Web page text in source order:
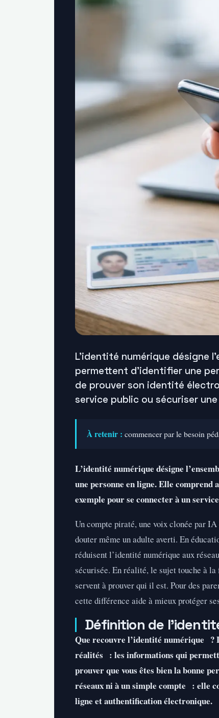
L’identité numérique désigne
permettent d’identifier une
de prouver son identité
service public ou sécuriser
À retenir : commencer par le besoin
L’identité numérique désigne
une personne en ligne. Elle comprend
exemple pour se connecter à un
Un compte piraté, une voix clonée par
douter même un adulte averti. En
réduisent l’identité numérique aux
sécurisée. En réalité, le sujet touche à
servent à prouver qui il est. Pour des
cette différence aide à mieux protéger
Définition de
Que recouvre l’identité numérique ?
réalités : les informations qui
prouver que vous êtes bien la bonne
réseaux ni à un simple compte : elle
ligne et authentification électronique.